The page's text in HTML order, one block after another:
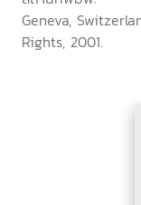
Geneva,
Rights, 2001.